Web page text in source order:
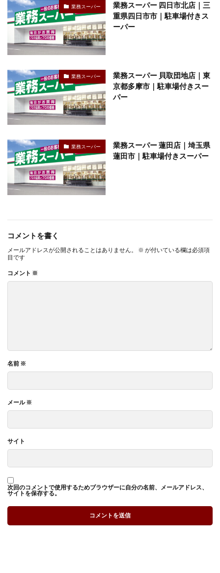
業務スーパー
業務スーパー 四日市北店｜三
重県四日市市｜駐車場付きス
ーパー
業務スーパー
業務スーパー 貝取団地店｜東
京都多摩市｜駐車場付きスー
パー
業務スーパー
業務スーパー 蓮田店｜埼玉県
蓮田市｜駐車場付きスーパー
コメントを書く
メールアドレスが公開されることはありません。 ※ が付いている欄は必須項
目です
コメント ※
名前 ※
メール※
サイト
次回のコメントで使用するためブラウザーに自分の名前、メールアドレス、
サイトを保存する。